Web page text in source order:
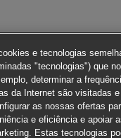
e tecnologias
"tecnologias") que
determinar a
da Internet são visitadas
as nossas ofertas
e eficiência e apoiar
Estas tecnologias